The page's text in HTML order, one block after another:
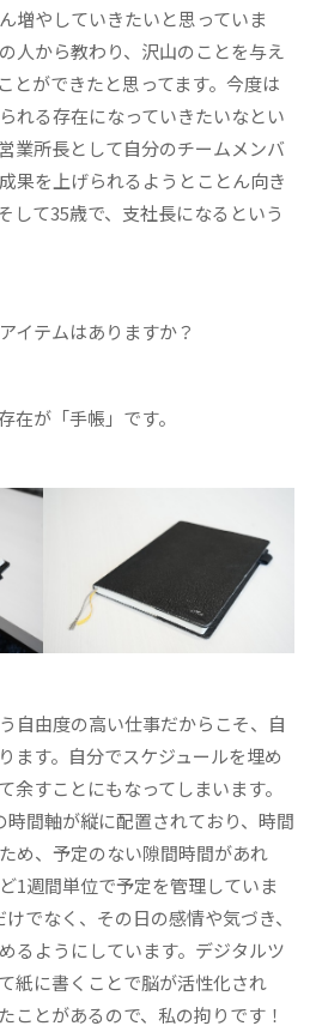
増やしていきたいと思っていま
人から教わり、沢山のことを与え
とができたと思ってます。今度は
れる存在になっていきたいなとい
業所長として自分のチームメンバ
果を上げられるようとことん向き
して35歳で、支社長になるという
イテムはありますか？
が「手帳」です。
自由度の高い仕事だからこそ、自
ます。自分でスケジュールを埋め
余すことにもなってしまいます。
間軸が縦に配置されており、時間
め、予定のない隙間時間があれ
1週間単位で予定を管理していま
でなく、その日の感情や気づき、
るようにしています。デジタルツ
紙に書くことで脳が活性化され
ことがあるので、私の拘りです！